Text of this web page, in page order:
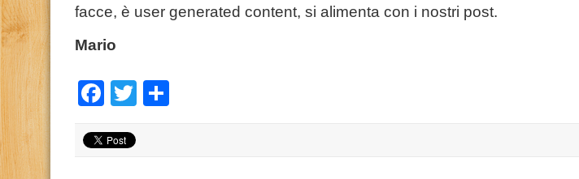
facce, è user generated content, si alimenta con i nostri post.
Mario
Facebook
Twitter